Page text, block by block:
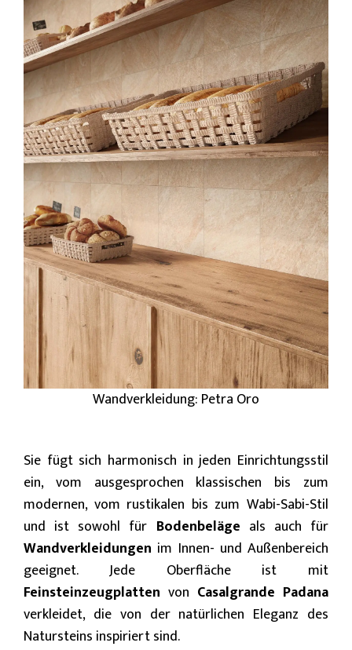
Wandverkleidung: Petra Oro
Sie fügt sich harmonisch in jeden Einrichtungsstil
ein, vom ausgesprochen klassischen bis zum
modernen, vom rustikalen bis zum Wabi-Sabi-Stil
und ist sowohl für Bodenbeläge als auch für
Wandverkleidungen im Innen- und Außenbereich
geeignet. Jede Oberfläche ist mit
Feinsteinzeugplatten von Casalgrande Padana
verkleidet, die von der natürlichen Eleganz des
Natursteins inspiriert sind.